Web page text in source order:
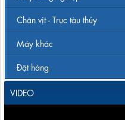
Chân vịt - Trục tàu thủy
Máy khác
Đặt hàng
VIDEO